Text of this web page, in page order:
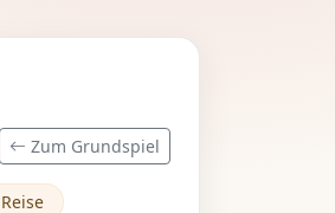
Zum Grundspiel
Reise